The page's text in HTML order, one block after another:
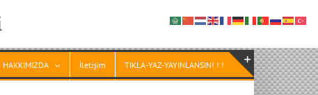
HAKKIMIZDA İletişim TIKLA-YAZ-YAYINLANSIN! ! !
Toggle